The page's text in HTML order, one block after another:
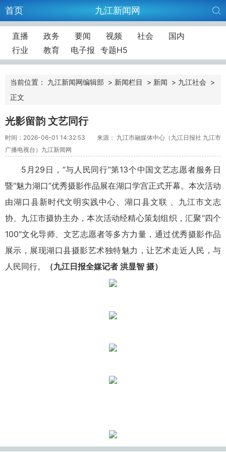
首页 九江新闻网
直播 政务 要闻 视频 社会
国内
行业
教育 电子报 专题H5
当前位置： 九江新闻网编辑部 > 新闻栏目 > 新闻 > 九江社会 >
正文
光影留韵 文艺同行
时间：2026-06-01 14:32:53
来源： 九江市融媒体中心（九江日报社 九江市
广播电视台）九江新闻网
5月29日，“与人民同行”第13个中国文艺志愿者服务日
暨“魅力湖口”优秀摄影作品展在湖口学宫正式开幕。本次活动
由湖口县新时代文明实践中心、湖口县文联 、九江市文志
协、九江市摄协主办，本次活动经精心策划组织，汇聚“四个
100”文化导师、文艺志愿者等多方力量，通过优秀摄影作品
展示，展现湖口县摄影艺术独特魅力，让艺术走近人民，与
人民同行。
（九江日报全媒记者 洪显智 摄）